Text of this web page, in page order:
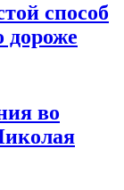
способ
дороже
во